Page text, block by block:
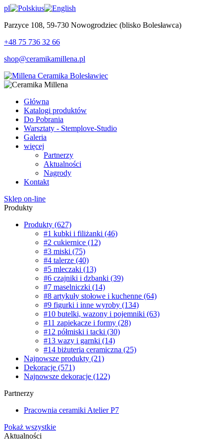
pl
us
Parzyce 108, 59-730 Nowogrodziec (blisko Bolesławca)
+48 75 736 32 66
shop@ceramikamillena.pl
Główna
Katalogi produktów
Do Pobrania
Warsztaty - Stemplove-Studio
Galeria
więcej
Partnerzy
Aktualności
Nagrody
Kontakt
Sklep on-line
Produkty
Produkty (627)
#1 kubki i filiżanki (46)
#2 cukiernice (12)
#3 miski (75)
#4 talerze (40)
#5 mleczaki (13)
#6 czajniki i dzbanki (39)
#7 maselniczki (14)
#8 artykuły stołowe i kuchenne (64)
#9 figurki i inne wyroby (134)
#10 butelki, wazony i pojemniki (63)
#11 zapiekacze i formy (28)
#12 półmiski i tacki (30)
#13 wazy i garnki (14)
#14 biżuteria ceramiczna (25)
Najnowsze produkty (21)
Dekoracje (571)
Najnowsze dekoracje (122)
Partnerzy
Pracownia ceramiki Atelier P7
Pokaż wszystkie
Aktualności